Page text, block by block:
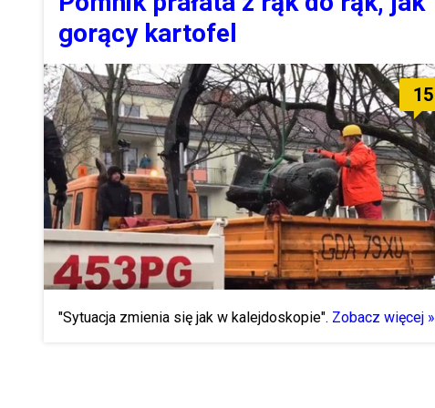
gorący kartofel
15
"Sytuacja zmienia się jak w kalejdoskopie". Zobacz więcej »